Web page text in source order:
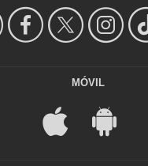
MÓVIL